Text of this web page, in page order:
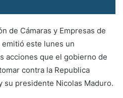
de Cámaras y Empresas de
este lunes un
acciones que el gobierno de
contra la Republica
su presidente Nicolas Maduro.